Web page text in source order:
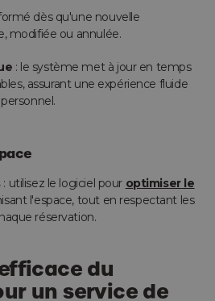
dès qu'une nouvelle
modifiée ou annulée.
: le système met à jour en temps
assurant une expérience fluide
: utilisez le logiciel pour optimiser le
l'espace, tout en respectant les
réservation.
du
un service de